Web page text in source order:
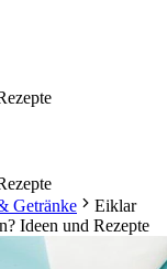
Getränke
Eiklar
Ideen und Rezepte